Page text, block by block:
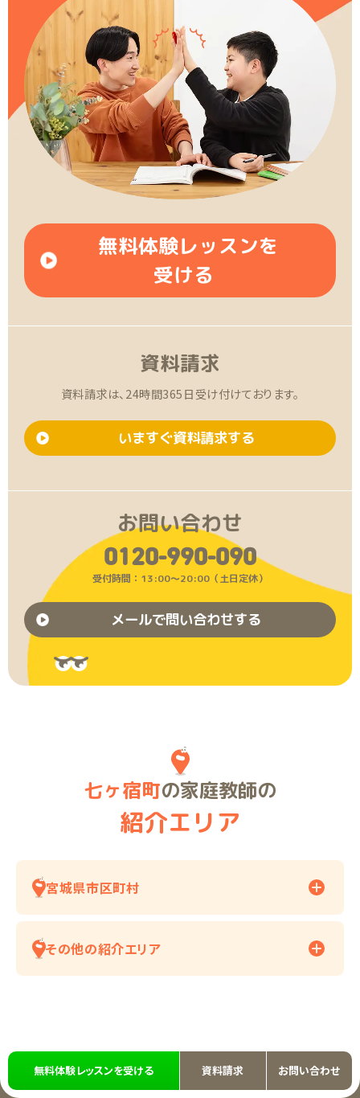
無料体験レッスンを
受ける
資料請求
資料請求は、24時間365日受け付けております。
いますぐ資料請求する
お問い合わせ
0120-990-090
受付時間：13:00〜20:00（土日定休）
メールで問い合わせする
七ヶ宿町の家庭教師の
紹介エリア
宮城県市区町村
その他の紹介エリア
無料体験レッスンを受ける 資料請求 お問い合わせ